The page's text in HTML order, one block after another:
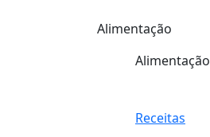
Alimentação
Alimentação
Receitas